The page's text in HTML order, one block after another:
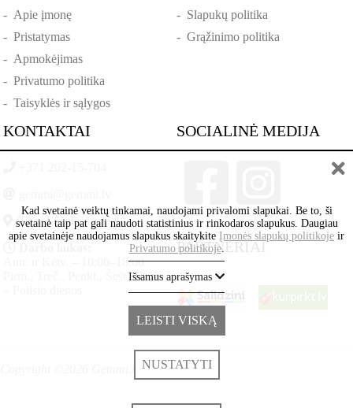
- Apie įmonę
-Pristatymas
- Apmokėjimas
-Privatumo politika
-Taisyklės ir sąlygos
- Slapukų politika
- Grąžinimo politika
KONTAKTAI
Rīga, Lāčplēšā iela 88
Antr. ir Ketv. – 10:00–18:00
Pirm., Treč., Penkt., Šešt., Sekm.
SOCIALINĖ MEDIJA
PARTNERIAI
Kad svetainė veiktų tinkamai, naudojami privalomi slapukai. Be to, ši
svetainė taip pat gali naudoti statistinius ir rinkodaros slapukus. Daugiau
apie svetainėje naudojamus slapukus skaitykite Įmonės slapukų politikoje ir
Privatumo politikoje.
Išsamus aprašymas
LEISTI VISKĄ
NUSTATYTI